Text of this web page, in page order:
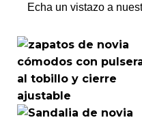
Echa un vistazo a